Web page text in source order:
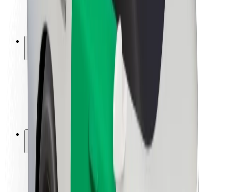
Žiniasklaidai
„Urban Fund“
Saugumas
Keleivių saugumas
Vairuotojų saugumas
Paspirtukų saugumas
Saugumo laboratorija
Miestai
Vietovės
Sprendimai miestams